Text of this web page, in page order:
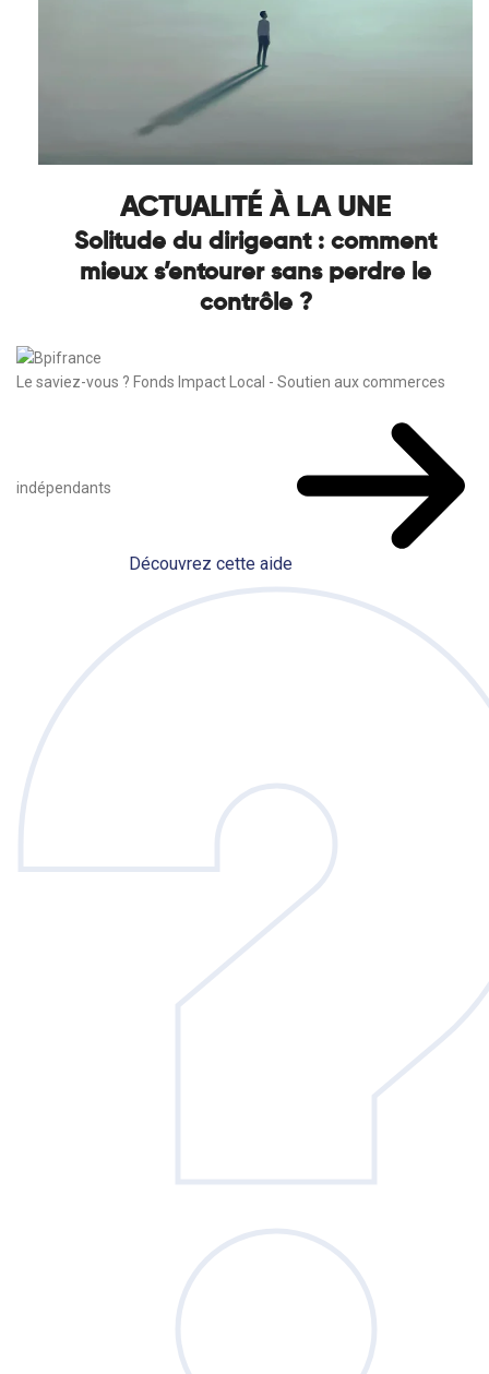
ACTUALITÉ À LA UNE
Solitude du dirigeant : comment
mieux s’entourer sans perdre le
contrôle ?
Le saviez-vous ? Fonds Impact Local - Soutien aux commerces
indépendants
Découvrez cette aide